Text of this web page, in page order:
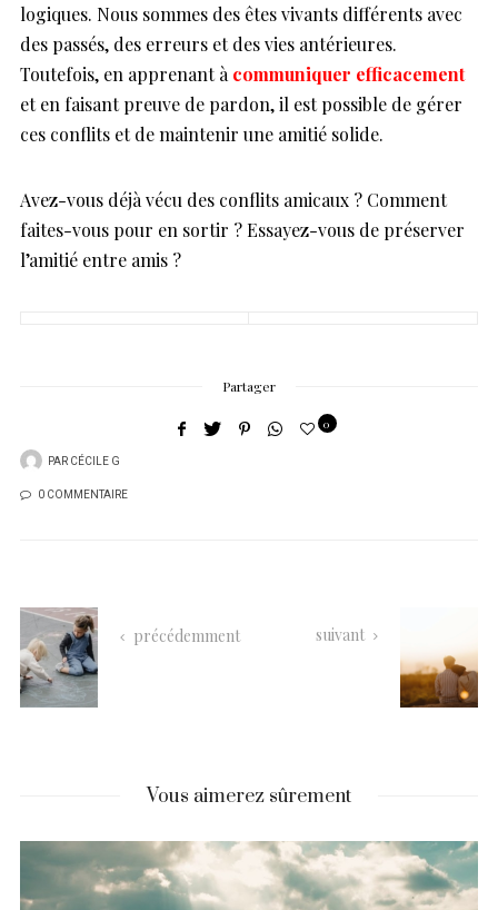
logiques. Nous sommes des êtes vivants différents avec
des passés, des erreurs et des vies antérieures.
Toutefois, en apprenant à communiquer efficacement
et en faisant preuve de pardon, il est possible de gérer
ces conflits et de maintenir une amitié solide.
Avez-vous déjà vécu des conflits amicaux ? Comment
faites-vous pour en sortir ? Essayez-vous de préserver
l’amitié entre amis ?
Partager
PAR CÉCILE G
0
0 COMMENTAIRE
précédemment suivant
Vous aimerez sûrement